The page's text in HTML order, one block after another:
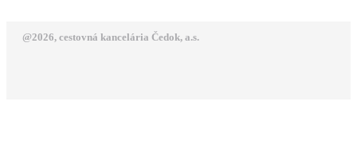
@2026, cestovná kancelária Čedok, a.s.